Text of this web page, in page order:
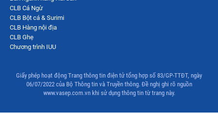
CLB Cá Ngừ
CLB Bột cá & Surimi
CLB Hàng nội địa
CLB Ghẹ
Chương trình IUU
Giấy phép hoạt động Trang thông tin điện tử tổng hợp số 83/GP-TTĐT, ngày
06/07/2022 của Bộ Thông tin và Truyền thông. Đề nghị ghi rõ nguồn
www.vasep.com.vn khi sử dụng thông tin từ trang này.